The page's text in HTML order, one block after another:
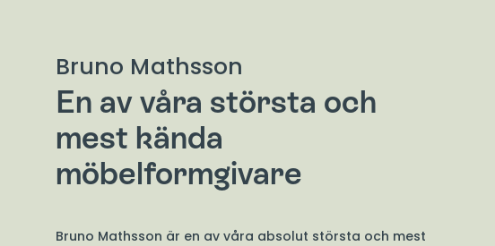
Bruno Mathsson
En av våra största och
mest kända
möbelformgivare
Bruno Mathsson är en av våra absolut största och mest